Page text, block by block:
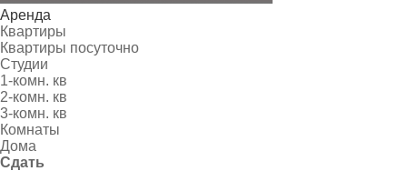
Аренда
Квартиры
Квартиры посуточно
Студии
1-комн. кв
2-комн. кв
3-комн. кв
Комнаты
Дома
Сдать